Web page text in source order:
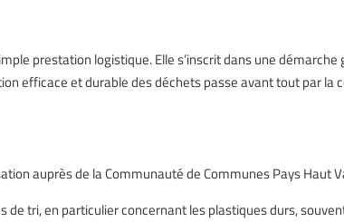
prestation logistique. Elle s’inscrit dans une
efficace et durable des déchets passe avant tout par la
auprès de la Communauté de Communes Pays Haut
tri, en particulier concernant les plastiques durs,